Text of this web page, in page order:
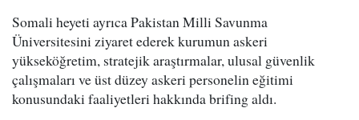
Somali heyeti ayrıca Pakistan Milli Savunma
Üniversitesini ziyaret ederek kurumun askeri
yükseköğretim, stratejik araştırmalar, ulusal güvenlik
çalışmaları ve üst düzey askeri personelin eğitimi
konusundaki faaliyetleri hakkında brifing aldı.